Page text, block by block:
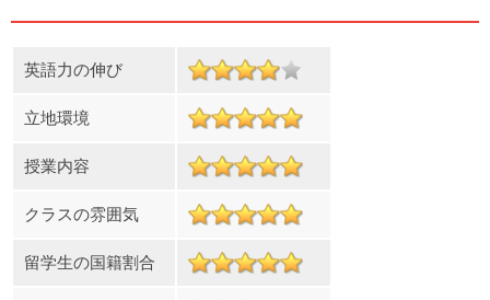
英語力の伸び
立地環境
授業内容
クラスの雰囲気
留学生の国籍割合